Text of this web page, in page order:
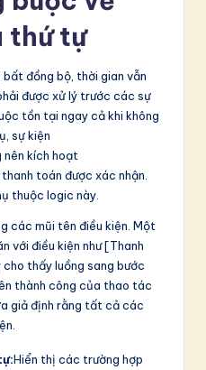
thứ tự
đồng bộ, thời gian vẫn
được xử lý trước các sự
tồn tại ngay cả khi không
sự kiện
nên kích hoạt
toán được xác nhận.
thuộc logic này.
các mũi tên điều kiện. Một
với điều kiện như [Thanh
thấy luồng sang bước
thành công của thao tác
giả định rằng tất cả các
Hiển thị các trường hợp